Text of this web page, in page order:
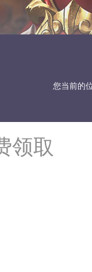
您当前的
领取